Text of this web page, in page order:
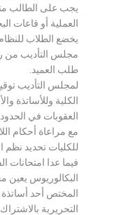
يجب على الطالب
العملية أو قاعات
يخضع الطلاب
مجلس التأديب من
طلب العميد.
لمجلس التأديب
الكلية وللأساتذة
العقوبات في الحدود
مع مراعاة أحكام
للكليات تحديد نظم
فيما عدا امتحانات
البكالوريوس
المختص أحد أساتذة
التحريرية